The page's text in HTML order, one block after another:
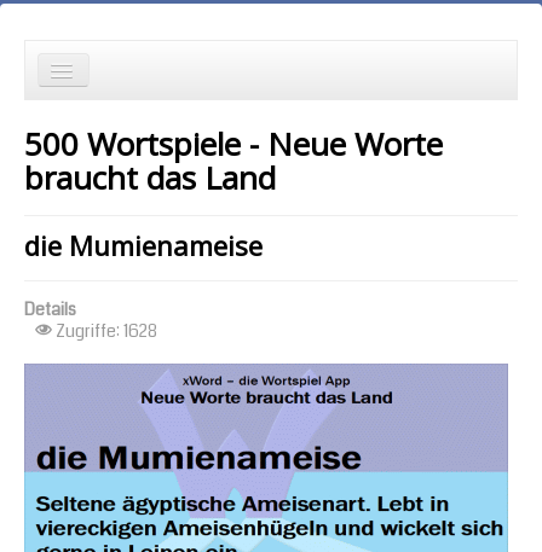
Wortspielgeschichten
die Ältesten zuerst
die meisten Zugriffe zuerst
zufällige Reihenfolge
500 Wortspiele - Neue Worte
braucht das Land
die Mumienameise
Details
Zugriffe: 1628